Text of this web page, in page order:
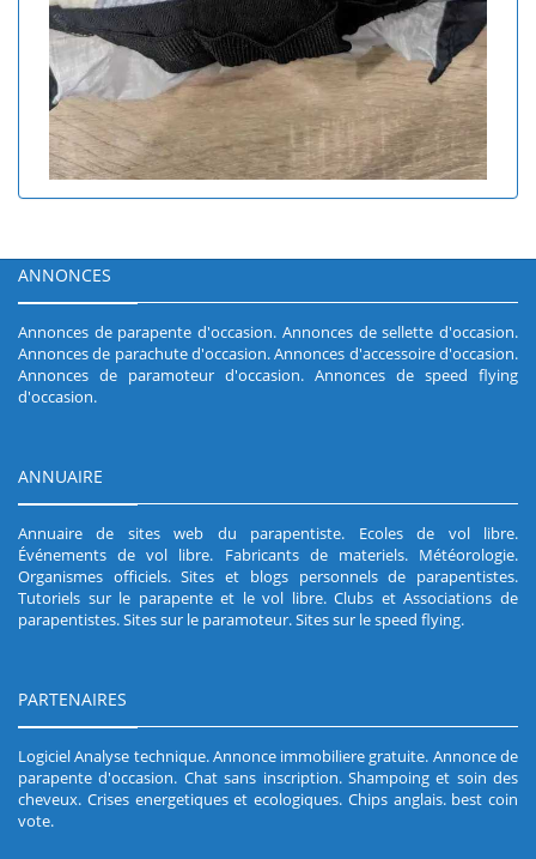
ANNONCES
Annonces de parapente d'occasion. Annonces de sellette d'occasion.
Annonces de parachute d'occasion.Annonces d'accessoire d'occasion.
Annonces de paramoteur d'occasion. Annonces de speed flying
d'occasion.
ANNUAIRE
Annuaire de sites web du parapentiste. Ecoles de vol libre.
Événements de vol libre. Fabricants de materiels. Météorologie.
Organismes officiels.Sites et blogs personnels de parapentistes.
Tutoriels sur le parapente et le vol libre.Clubs et Associations de
parapentistes.Sites sur le paramoteur.Sites sur le speed flying.
PARTENAIRES
Logiciel Analyse technique.Annonce immobiliere gratuite. Annonce de
parapente d'occasion. Chat sans inscription. Shampoing et soin des
cheveux. Crises energetiques et ecologiques. Chips anglais. best coin
vote.